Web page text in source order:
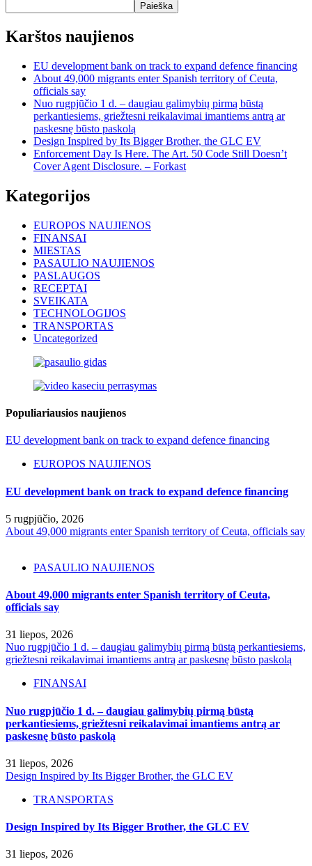
Paieška
Karštos naujienos
EU development bank on track to expand defence financing
About 49,000 migrants enter Spanish territory of Ceuta,
officials say
Nuo rugpjūčio 1 d. – daugiau galimybių pirmą būstą
perkantiesiems, griežtesni reikalavimai imantiems antrą ar
paskesnę būsto paskolą
Design Inspired by Its Bigger Brother, the GLC EV
Enforcement Day Is Here. The Art. 50 Code Still Doesn’t
Cover Agent Disclosure. – Forkast
Kategorijos
EUROPOS NAUJIENOS
FINANSAI
MIESTAS
PASAULIO NAUJIENOS
PASLAUGOS
RECEPTAI
SVEIKATA
TECHNOLOGIJOS
TRANSPORTAS
Uncategorized
Populiariausios naujienos
EU development bank on track to expand defence financing
EUROPOS NAUJIENOS
EU development bank on track to expand defence financing
5 rugpjūčio, 2026
About 49,000 migrants enter Spanish territory of Ceuta, officials say
PASAULIO NAUJIENOS
About 49,000 migrants enter Spanish territory of Ceuta,
officials say
31 liepos, 2026
Nuo rugpjūčio 1 d. – daugiau galimybių pirmą būstą perkantiesiems,
griežtesni reikalavimai imantiems antrą ar paskesnę būsto paskolą
FINANSAI
Nuo rugpjūčio 1 d. – daugiau galimybių pirmą būstą
perkantiesiems, griežtesni reikalavimai imantiems antrą ar
paskesnę būsto paskolą
31 liepos, 2026
Design Inspired by Its Bigger Brother, the GLC EV
TRANSPORTAS
Design Inspired by Its Bigger Brother, the GLC EV
31 liepos, 2026